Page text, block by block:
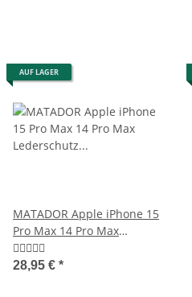
AUF LAGER
MATADOR Apple iPhone 15
Pro Max 14 Pro Max
Lederschutz Etui Braun
28,95 € *